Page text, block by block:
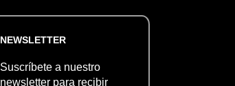
NEWSLETTER
Suscríbete a nuestro
newsletter para recibir